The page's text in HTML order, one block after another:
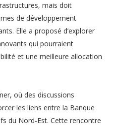
mais doit
de développement
Elle a proposé d’explorer
qui pourraient
et une meilleure allocation
où des discussions
les liens entre la Banque
du Nord-Est. Cette rencontre